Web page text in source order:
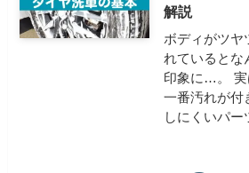
解説
ボディがツヤ
れているとな
印象に…。 実
一番汚れが付
しにくいパー